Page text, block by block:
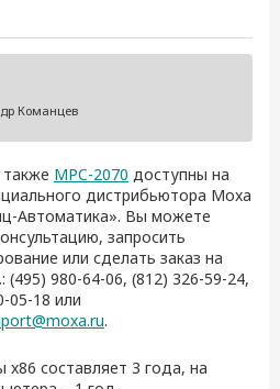
Команцев
также MPC-2070 доступны на
дистрибьютора Moxa
Автоматика». Вы можете
запросить
или сделать заказ на
980-64-06, (812) 326-59-24,
05-18 или
.
составляет 3 года, на